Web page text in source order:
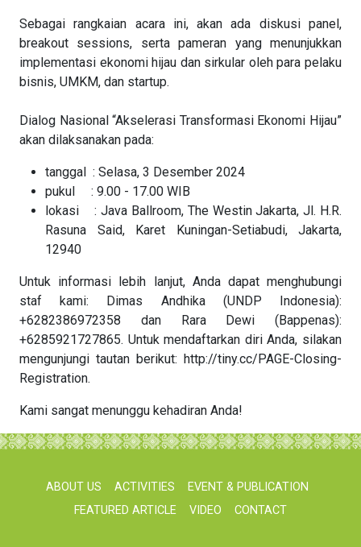
Sebagai rangkaian acara ini, akan ada diskusi panel,
breakout sessions, serta pameran yang menunjukkan
implementasi ekonomi hijau dan sirkular oleh para pelaku
bisnis, UMKM, dan startup.
Dialog Nasional “Akselerasi Transformasi Ekonomi Hijau”
akan dilaksanakan pada:
tanggal : Selasa, 3 Desember 2024
pukul : 9.00 - 17.00 WIB
lokasi : Java Ballroom, The Westin Jakarta, Jl. H.R.
Rasuna Said, Karet Kuningan-Setiabudi, Jakarta,
12940
Untuk informasi lebih lanjut, Anda dapat menghubungi
staf kami: Dimas Andhika (UNDP Indonesia):
+6282386972358 dan Rara Dewi (Bappenas):
+6285921727865. Untuk mendaftarkan diri Anda, silakan
mengunjungi tautan berikut: http://tiny.cc/PAGE-Closing-
Registration.
Kami sangat menunggu kehadiran Anda!
ABOUT US ACTIVITIES
EVENT & PUBLICATION
FEATURED ARTICLE
VIDEO CONTACT